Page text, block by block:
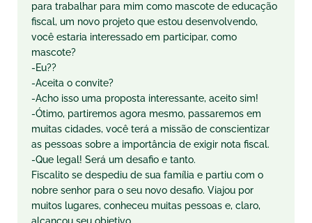
para trabalhar para mim como mascote de educação
fiscal, um novo projeto que estou desenvolvendo,
você estaria interessado em participar, como
mascote?
-Eu??
-Aceita o convite?
-Acho isso uma proposta interessante, aceito sim!
-Ótimo, partiremos agora mesmo, passaremos em
muitas cidades, você terá a missão de conscientizar
as pessoas sobre a importância de exigir nota fiscal.
-Que legal! Será um desafio e tanto.
Fiscalito se despediu de sua família e partiu com o
nobre senhor para o seu novo desafio. Viajou por
muitos lugares, conheceu muitas pessoas e, claro,